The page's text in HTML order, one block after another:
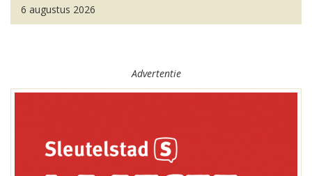
6 augustus 2026
Advertentie